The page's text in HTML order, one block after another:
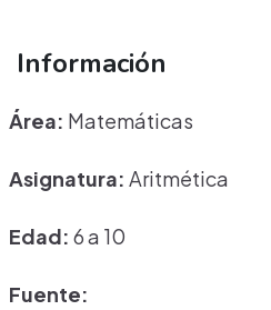
Información
Área: Matemáticas
Asignatura: Aritmética
Edad: 6 a 10
Fuente: